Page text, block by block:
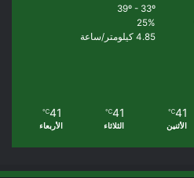
25%
4.85 كيلومتر/ساعة
41
℃
الأثنين
41
℃
الثلاثاء
41
℃
الأربعاء